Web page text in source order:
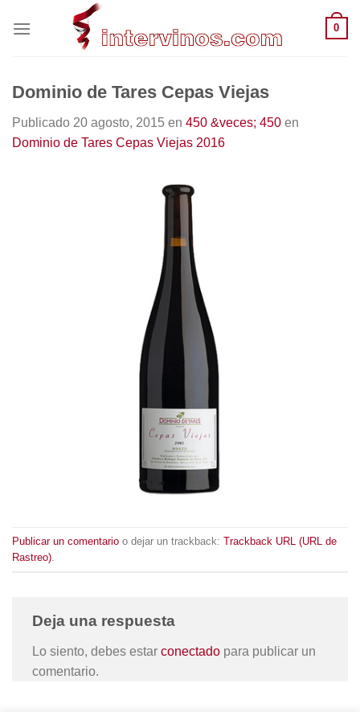
0
Dominio de Tares Cepas Viejas
Publicado 20 agosto, 2015 en 450 &veces; 450 en
Dominio de Tares Cepas Viejas 2016
Publicar un comentario o dejar un trackback: Trackback URL (URL de
Rastreo)
Deja una respuesta
Lo siento, debes estar conectado para publicar un
comentario.